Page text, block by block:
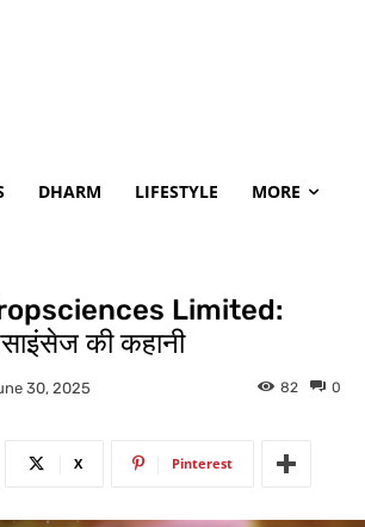
DHARM LIFESTYLE MORE
Limited:
की कहानी
30, 2025 0
82
X Pinterest